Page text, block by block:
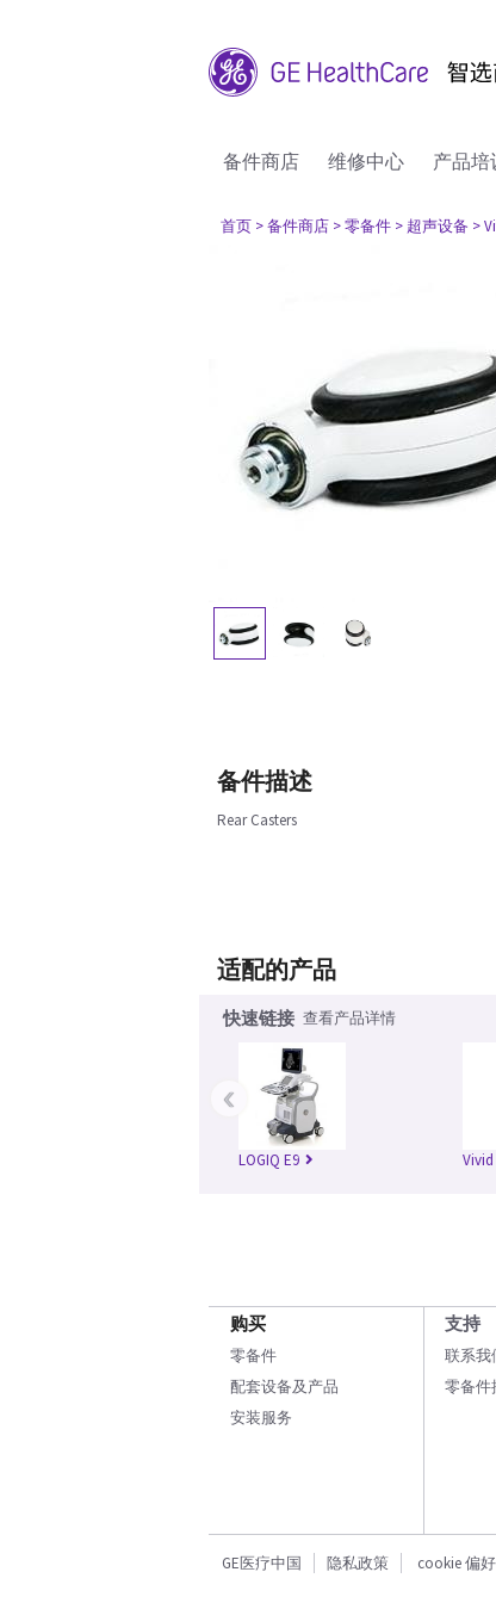
备件商店 维修中心 产品培
首页 > 备件商店 > 零备件 > 超声设备 >
备件描述
Rear Casters
适配的产品
快速链接 查看产品详情
LOGIQ E9 Vivid
‹
购买
零备件
配套设备及产品
安装服务
支持
联系我
零备件
GE医疗中国 隐私政策 cookie 偏好